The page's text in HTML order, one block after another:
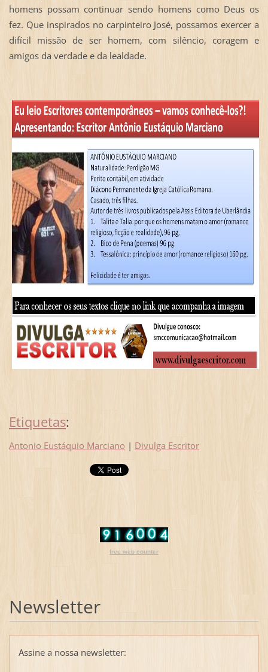
homens possam continuar sendo homens como Deus os
fez. Que inspirados no carpinteiro José, possamos exercer a
difícil missão de ser homem, com silêncio, coragem e
amigos da verdade e da lealdade.
Etiquetas:
Antonio Eustáquio Marciano | Divulga Escritor
free web counter
Newsletter
Assine a nossa newsletter: